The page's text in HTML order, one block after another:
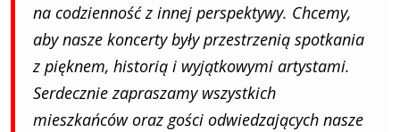
na codzienność z innej perspektywy. Chcemy,
aby nasze koncerty były przestrzenią spotkania
z pięknem, historią i wyjątkowymi artystami.
Serdecznie zapraszamy wszystkich
mieszkańców oraz gości odwiedzających nasze